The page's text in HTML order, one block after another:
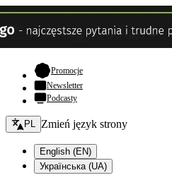
Promocje- otwiera się w nowej karcie
Newsletter
Podcasty
Zmień język - bieżący:
PL Zmień język strony
English (EN)
Українська (UA)